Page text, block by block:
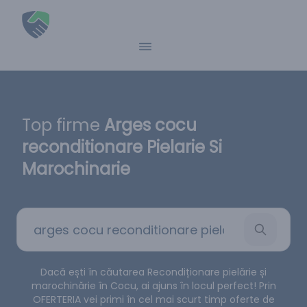
Top firme Arges cocu
reconditionare Pielarie Si
Marochinarie
Dacă ești în căutarea Recondiționare pielărie și
marochinărie în Cocu, ai ajuns în locul perfect! Prin
OFERTERIA vei primi în cel mai scurt timp oferte de